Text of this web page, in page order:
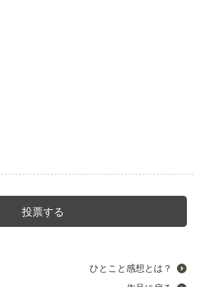
ひとこと感想とは？